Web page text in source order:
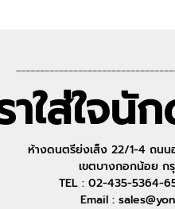
าใส่ใจ
ห้างดนตรีย่งเส็ง 22/1-4 ถน
เขตบางกอกน้อย ก
TEL : 02-435-5364-
Email :